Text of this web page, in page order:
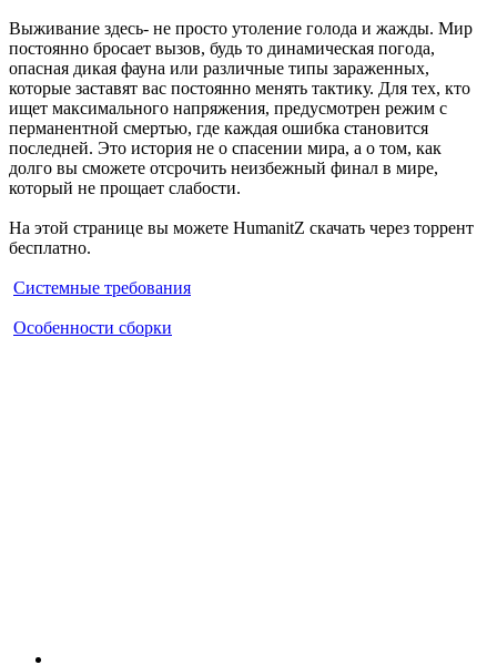
Выживание здесь- не просто утоление голода и жажды. Мир
постоянно бросает вызов, будь то динамическая погода,
опасная дикая фауна или различные типы зараженных,
которые заставят вас постоянно менять тактику. Для тех, кто
ищет максимального напряжения, предусмотрен режим с
перманентной смертью, где каждая ошибка становится
последней. Это история не о спасении мира, а о том, как
долго вы сможете отсрочить неизбежный финал в мире,
который не прощает слабости.
На этой странице вы можете HumanitZ скачать через торрент
бесплатно.
Системные требования
Особенности сборки